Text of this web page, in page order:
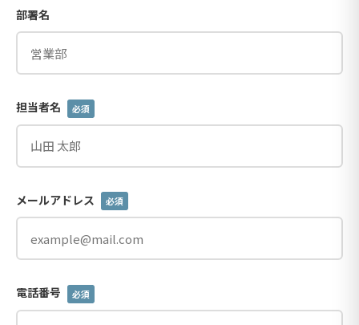
部署名
担当者名 必須
メールアドレス 必須
電話番号 必須